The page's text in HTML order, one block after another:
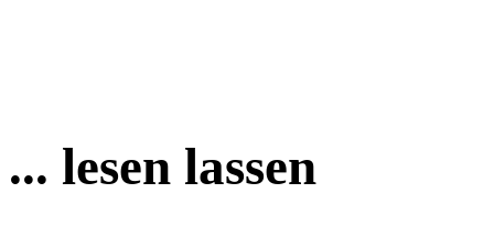
... lesen lassen